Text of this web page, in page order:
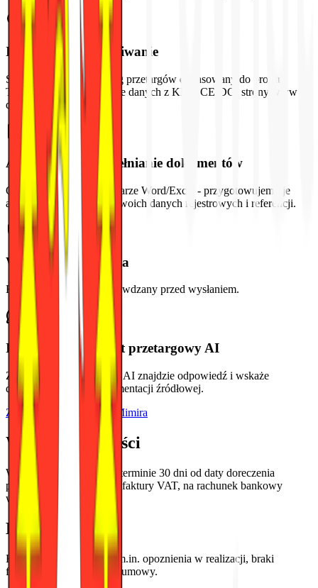
Inteligentne wyszukiwanie
Spersonalizowany katalog przetargów dopasowany do profilu
Twojej firmy na podstawie danych z KRS, CEIDG, strony www i
dokumentów.
Automatyczne wypełnianie dokumentów
Oferty, załączniki, formularze Word/Excel - przygotowujemy je
automatycznie na bazie Twoich danych rejestrowych i referencji.
Weryfikacja eksperta
Każdy dokument jest sprawdzany przed wysłaniem.
Inteligentny asystent przetargowy AI
Zadaj pytanie o przetarg - AI znajdzie odpowiedź i wskaże
dokładny fragment dokumentacji źródłowej.
Złóż zwycięską ofertę z Mimira
Warunki płatności
Wynagrodzenie platne w terminie 30 dni od daty doreczenia
prawidlowo wystawionej faktury VAT, na rachunek bankowy
wskazany na fakturze.
Kary umowne
Kary umowne obejmuja m.in. opoznienia w realizacji, braki
formalne i odstapienie od umowy.